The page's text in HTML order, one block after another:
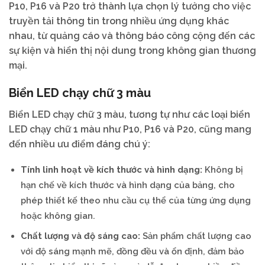
P10, P16 và P20 trở thành lựa chọn lý tưởng cho việc
truyền tải thông tin trong nhiều ứng dụng khác
nhau, từ quảng cáo và thông báo công cộng đến các
sự kiện và hiển thị nội dung trong không gian thương
mại.
Biển LED chạy chữ 3 màu
Biển LED chạy chữ 3 màu, tương tự như các loại biển
LED chạy chữ 1 màu như P10, P16 và P20, cũng mang
đến nhiều ưu điểm đáng chú ý:
Tính linh hoạt về kích thước và hình dạng: Không bị
hạn chế về kích thước và hình dạng của bảng, cho
phép thiết kế theo nhu cầu cụ thể của từng ứng dụng
hoặc không gian.
Chất lượng và độ sáng cao: Sản phẩm chất lượng cao
với độ sáng mạnh mẽ, đồng đều và ổn định, đảm bảo